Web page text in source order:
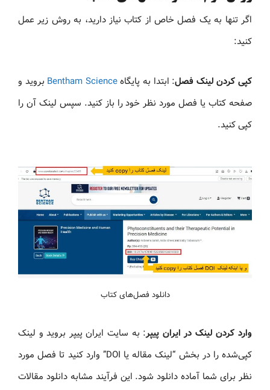
اگر تنها به یک فصل خاص از کتاب نیاز دارید، به روش زیر عمل
کنید:
کپی کردن لینک فصل: ابتدا به پایگاهBentham Science بروید و
صفحه کتاب یا فصل مورد نظر خود را باز کنید. سپس لینک آن را
کپی کنید.
دانلود فصل‌های کتاب
وارد کردن لینک در ایران پیپر: به سایت ایران پیپر بروید و لینک
کپی‌شده را در بخش “لینک مقاله یا DOI” وارد کنید تا فصل مورد
نظر برای شما آماده دانلود شود. این فرآیند مشابه دانلود مقالات